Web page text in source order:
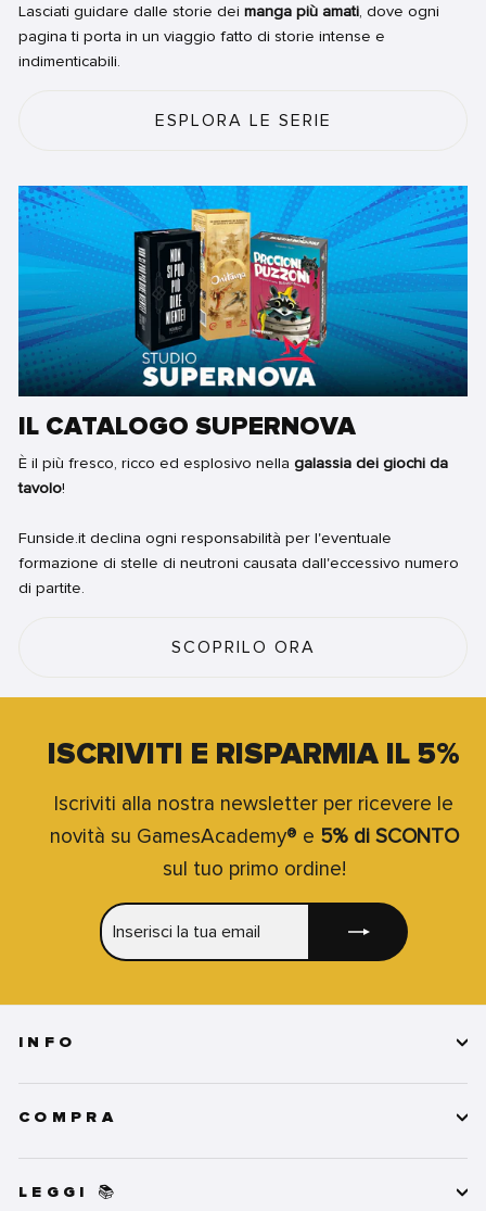
Lasciati guidare dalle storie dei manga più amati , dove ogni
pagina ti porta in un viaggio fatto di storie intense e
indimenticabili.
ESPLORA LE SERIE
IL CATALOGO SUPERNOVA
È il più fresco, ricco ed esplosivo nella galassia dei giochi da
tavolo!
Funside.it declina ogni responsabilità per l'eventuale
formazione di stelle di neutroni causata dall'eccessivo numero
di partite.
SCOPRILO ORA
ISCRIVITI E RISPARMIA IL 5%
Iscriviti alla nostra newsletter per ricevere le
novità su GamesAcademy® e 5% di SCONTO
sul tuo primo ordine!
LA
INFO
COMPRA
LEGGI 📚